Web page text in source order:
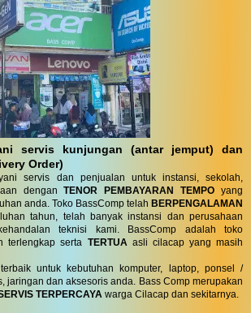
servis kunjungan (antar jemput) dan
Order)
servis dan penjualan untuk instansi, sekolah,
denganTENOR PEMBAYARAN TEMPO yang
anda. Toko BassComp telah BERPENGALAMAN
tahun, telah banyak instansi dan perusahaan
teknisi kami. BassComp adalah toko
terlengkap serta TERTUA asli cilacap yang masih
untuk kebutuhan komputer, laptop, ponsel /
jaringan dan aksesoris anda. Bass Comp merupakan
TERPERCAYA warga Cilacap dan sekitarnya.